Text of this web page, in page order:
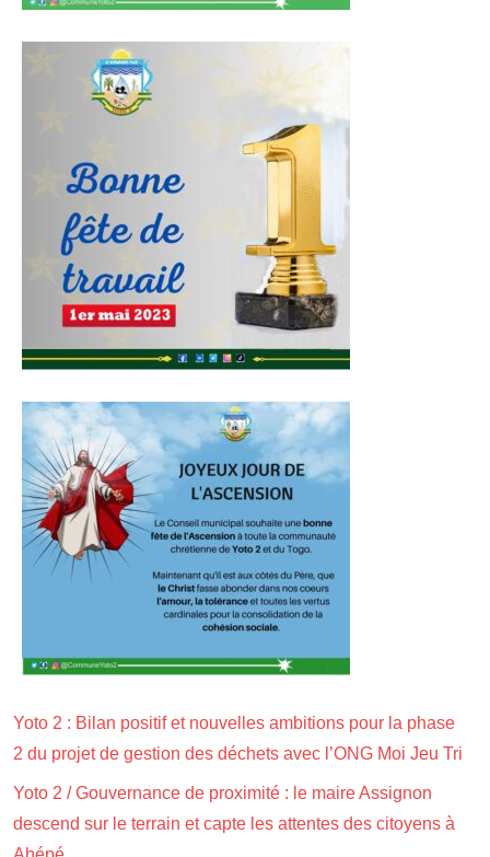
Yoto 2 : Bilan positif et nouvelles ambitions pour la phase
2 du projet de gestion des déchets avec l’ONG Moi Jeu Tri
Yoto 2 / Gouvernance de proximité : le maire Assignon
descend sur le terrain et capte les attentes des citoyens à